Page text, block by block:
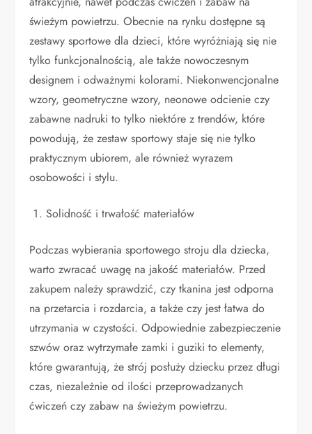
świeżym powietrzu. Obecnie na rynku dostępne są
zestawy sportowe dla dzieci, które wyróżniają się nie
tylko funkcjonalnością, ale także nowoczesnym
designem i odważnymi kolorami. Niekonwencjonalne
wzory, geometryczne wzory, neonowe odcienie czy
zabawne nadruki to tylko niektóre z trendów, które
powodują, że zestaw sportowy staje się nie tylko
praktycznym ubiorem, ale również wyrazem
osobowości i stylu.
Solidność i trwałość materiałów
Podczas wybierania sportowego stroju dla dziecka,
warto zwracać uwagę na jakość materiałów. Przed
zakupem należy sprawdzić, czy tkanina jest odporna
na przetarcia i rozdarcia, a także czy jest łatwa do
utrzymania w czystości. Odpowiednie zabezpieczenie
szwów oraz wytrzymałe zamki i guziki to elementy,
które gwarantują, że strój posłuży dziecku przez długi
czas, niezależnie od ilości przeprowadzanych
ćwiczeń czy zabaw na świeżym powietrzu.